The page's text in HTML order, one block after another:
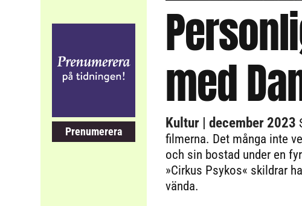
med
Kultur| december 2023
filmerna. Det många inte
och sin bostad under en
»Cirkus Psykos« skildrar
vända.
Prenumerera